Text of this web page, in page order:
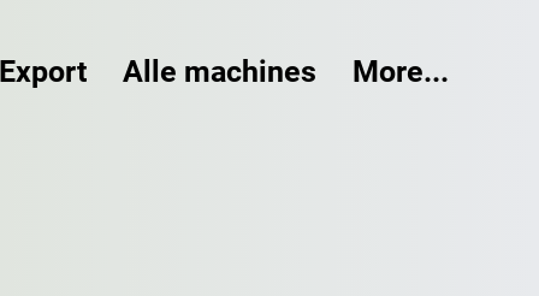
Export Alle machines More...